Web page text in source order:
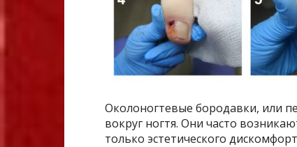
Околоногтевые бородавки, или
вокруг ногтя. Они часто
только эстетического